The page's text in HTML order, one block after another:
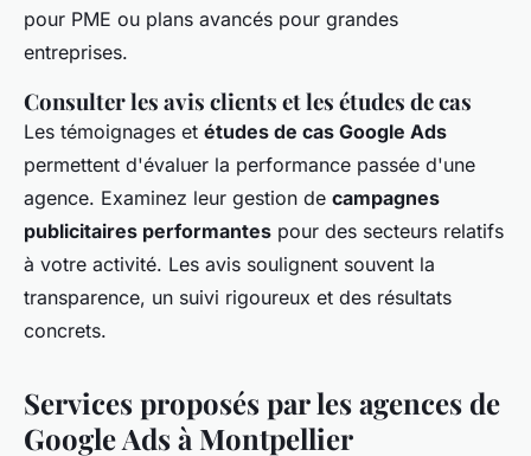
pour PME ou plans avancés pour grandes
entreprises.
Consulter les avis clients et les études de cas
Les témoignages et études de cas Google Ads
permettent d'évaluer la performance passée d'une
agence. Examinez leur gestion de campagnes
publicitaires performantes pour des secteurs relatifs
à votre activité. Les avis soulignent souvent la
transparence, un suivi rigoureux et des résultats
concrets.
Services proposés par les agences de
Google Ads à Montpellier